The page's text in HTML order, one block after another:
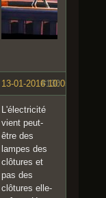
#130
13-01-2016 10:05:00
L'électricité
vient peut-
être des
lampes des
clôtures et
pas des
clôtures elle-